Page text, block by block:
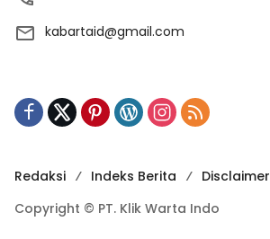
kabartaid@gmail.com
Redaksi Indeks Berita
Disclaimer
Copyright © PT. Klik Warta Indo